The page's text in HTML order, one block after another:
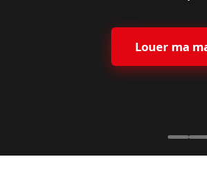
Louer ma